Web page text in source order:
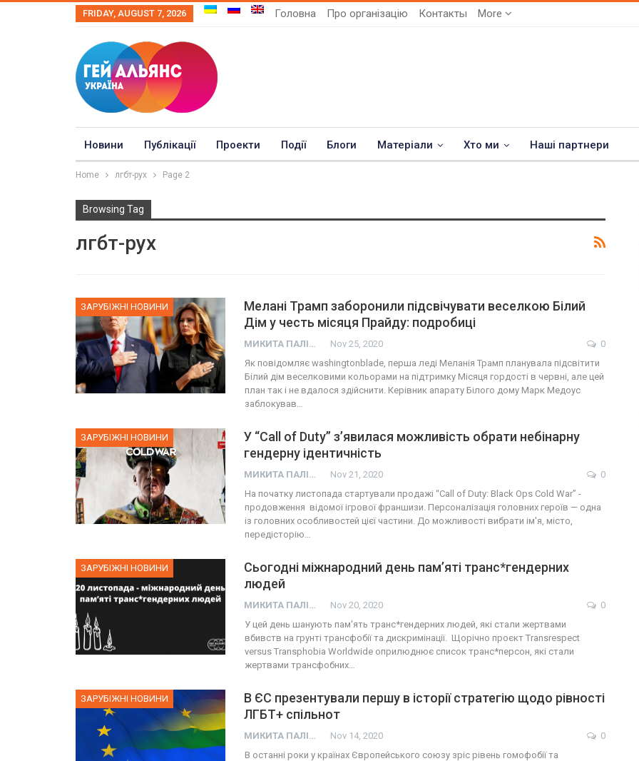
FRIDAY, AUGUST 7, 2026 Головна Про організацію Контакты More
Новини Публікації Проекти Події Блоги Матеріали Хто ми Наші партнери
Home лгбт-рух Page 2
Browsing Tag
лгбт-рух
ЗАРУБІЖНІ НОВИНИ
Мелані Трамп заборонили підсвічувати веселкою Білий
Дім у честь місяця Прайду: подробиці
МИКИТА ПАЛІЙ Nov 25, 2020
0
Як повідомляє washingtonblade, перша леді Меланія Трамп планувала підсвітити
Білий дім веселковими кольорами на підтримку Місяця гордості в червні, але цей
план так і не вдалося здійснити. Керівник апарату Білого дому Марк Медоус
заблокував…
ЗАРУБІЖНІ НОВИНИ
У “Call of Duty” з’явилася можливість обрати небінарну
гендерну ідентичність
МИКИТА ПАЛІЙ Nov 21, 2020
0
На початку листопада стартували продажі “Call of Duty: Black Ops Cold War” -
продовження відомої ігрової франшизи. Персоналізація головних героїв — одна
із головних особливостей цієї частини. До можливості вибрати ім'я, місто,
передісторію…
ЗАРУБІЖНІ НОВИНИ
Сьогодні міжнародний день пам’яті транс*гендерних
людей
МИКИТА ПАЛІЙ Nov 20, 2020
0
У цей день шанують пам'ять транс*гендерних людей, які стали жертвами
вбивств на грунті трансфобії та дискримінації. Щорічно проєкт Transrespect
versus Transphobia Worldwide оприлюднює список транс*персон, які стали
жертвами трансфобних…
ЗАРУБІЖНІ НОВИНИ
В ЄС презентували першу в історії стратегію щодо рівності
ЛГБТ+ спільнот
МИКИТА ПАЛІЙ Nov 14, 2020
0
В останні роки у країнах Європейського союзу зріс рівень гомофобії та